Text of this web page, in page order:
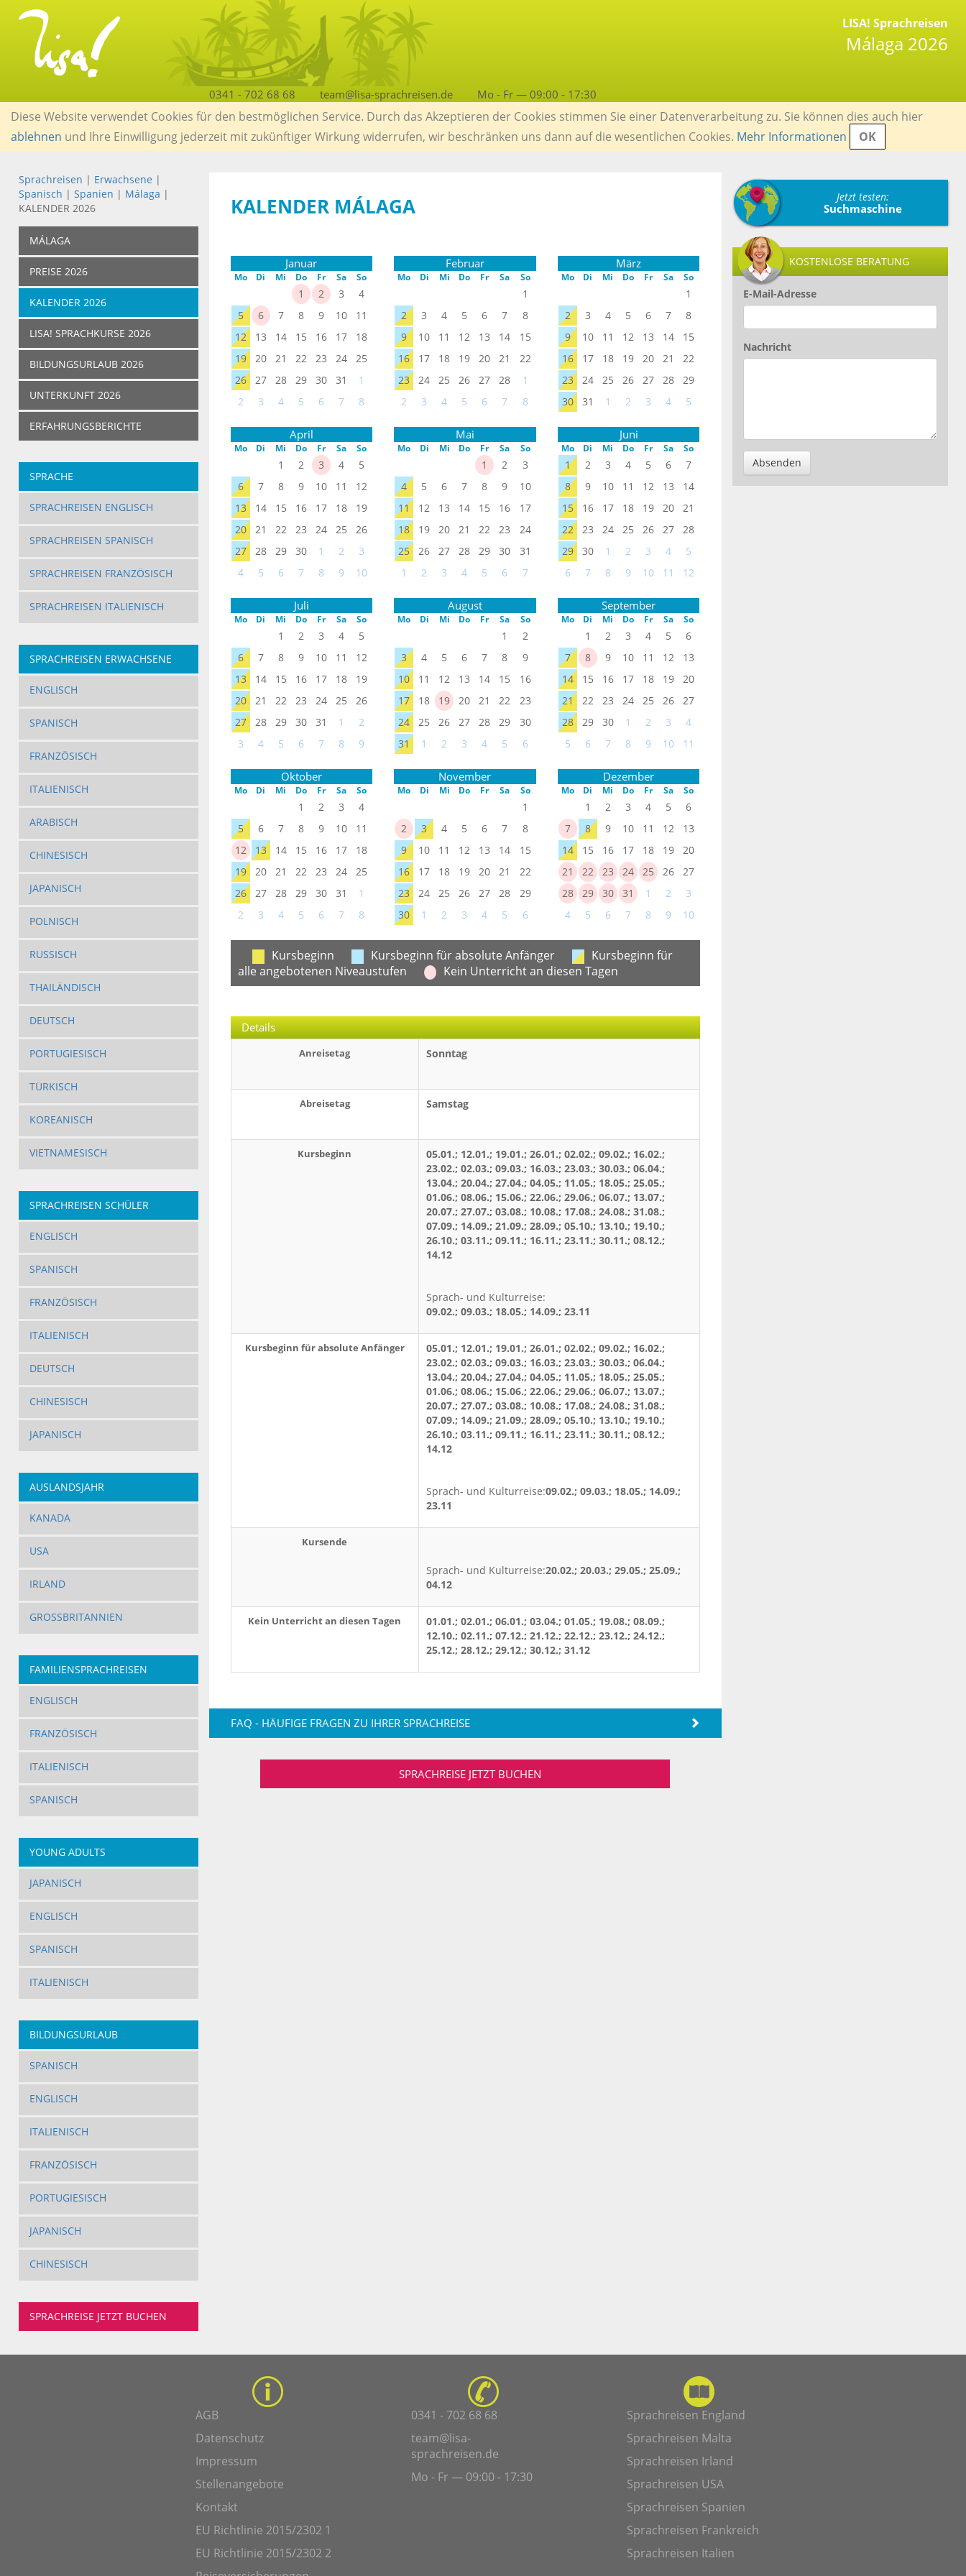
LISA! Sprachreisen
Málaga 2026
0341 - 702 68 68 team@lisa-sprachreisen.de Mo - Fr — 09:00 - 17:30
Diese Website verwendet Cookies für den bestmöglichen Service. Durch das Akzeptieren der Cookies stimmen Sie einer Datenverarbeitung zu. Sie können dies auch hier
ablehnen und Ihre Einwilligung jederzeit mit zukünftiger Wirkung widerrufen, wir beschränken uns dann auf die wesentlichen Cookies. Mehr Informationen OK
Sprachreisen | Erwachsene |
Spanisch | Spanien | Málaga |
KALENDER 2026
MÁLAGA
PREISE 2026
KALENDER 2026
LISA! SPRACHKURSE 2026
BILDUNGSURLAUB 2026
UNTERKUNFT 2026
ERFAHRUNGSBERICHTE
SPRACHE
SPRACHREISEN ENGLISCH
SPRACHREISEN SPANISCH
SPRACHREISEN FRANZÖSISCH
SPRACHREISEN ITALIENISCH
SPRACHREISEN ERWACHSENE
ENGLISCH
SPANISCH
FRANZÖSISCH
ITALIENISCH
ARABISCH
CHINESISCH
JAPANISCH
POLNISCH
RUSSISCH
THAILÄNDISCH
DEUTSCH
PORTUGIESISCH
TÜRKISCH
KOREANISCH
VIETNAMESISCH
SPRACHREISEN SCHÜLER
ENGLISCH
SPANISCH
FRANZÖSISCH
ITALIENISCH
DEUTSCH
CHINESISCH
JAPANISCH
AUSLANDSJAHR
KANADA
USA
IRLAND
GROSSBRITANNIEN
FAMILIENSPRACHREISEN
ENGLISCH
FRANZÖSISCH
ITALIENISCH
SPANISCH
YOUNG ADULTS
JAPANISCH
ENGLISCH
SPANISCH
ITALIENISCH
BILDUNGSURLAUB
SPANISCH
ENGLISCH
ITALIENISCH
FRANZÖSISCH
PORTUGIESISCH
JAPANISCH
CHINESISCH
SPRACHREISE JETZT BUCHEN
KALENDER MÁLAGA
Januar
Mo Di Mi Do Fr Sa So
1 2 3
4
5
6 7 8 9 10
11
12
13 14 15 16 17
18
19
20 21 22 23 24
25
26
27 28 29 30 31
1
2
3 4 5 6 7 8
Februar
Mo Di Mi Do Fr Sa So
1
2
3 4 5 6 7
8
9
10 11 12 13 14
15
16
17 18 19 20 21
22
23
24 25 26 27 28
1
2
3 4 5 6 7 8
März
Mo Di Mi Do Fr Sa So
1
2
3 4 5 6 7
8
9
10 11 12 13 14
15
16
17 18 19 20 21
22
23
24 25 26 27 28
29
30
31 1 2 3 4 5
April
Mo Di Mi Do Fr Sa So
1 2 3 4
5
6
7 8 9 10 11
12
13
14 15 16 17 18
19
20
21 22 23 24 25
26
27
28 29 30 1 2
3
4
5 6 7 8 9 10
Mai
Mo Di Mi Do Fr Sa So
1 2
3
4
5 6 7 8 9
10
11
12 13 14 15 16
17
18
19 20 21 22 23
24
25
26 27 28 29 30
31
1
2 3 4 5 6 7
Juni
Mo Di Mi Do Fr Sa So
1 2 3 4 5 6
7
8
9 10 11 12 13
14
15
16 17 18 19 20
21
22
23 24 25 26 27
28
29
30 1 2 3 4
5
6
7 8 9 10 11 12
Juli
Mo Di Mi Do Fr Sa So
1 2 3 4
5
6
7 8 9 10 11
12
13
14 15 16 17 18
19
20
21 22 23 24 25
26
27
28 29 30 31 1
2
3
4 5 6 7 8 9
August
Mo Di Mi Do Fr Sa So
1
2
3
4 5 6 7 8
9
10
11 12 13 14 15
16
17
18 19 20 21 22
23
24
25 26 27 28 29
30
31
1 2 3 4 5 6
September
Mo Di Mi Do Fr Sa So
1 2 3 4 5
6
7
8 9 10 11 12
13
14
15 16 17 18 19
20
21
22 23 24 25 26
27
28
29 30 1 2 3
4
5
6 7 8 9 10 11
Oktober
Mo Di Mi Do Fr Sa So
1 2 3
4
5
6 7 8 9 10
11
12
13 14 15 16 17
18
19
20 21 22 23 24
25
26
27 28 29 30 31
1
2
3 4 5 6 7 8
November
Mo Di Mi Do Fr Sa So
1
2
3 4 5 6 7
8
9
10 11 12 13 14
15
16
17 18 19 20 21
22
23
24 25 26 27 28
29
30
1 2 3 4 5 6
Dezember
Mo Di Mi Do Fr Sa So
1 2 3 4 5
6
7
8 9 10 11 12
13
14
15 16 17 18 19
20
21
22 23 24 25 26
27
28
29 30 31 1 2
3
4
5 6 7 8 9 10
Kursbeginn Kursbeginn für absolute Anfänger
Kursbeginn für
alle angebotenen Niveaustufen
Kein Unterricht an diesen Tagen
Details
Anreisetag Sonntag
Abreisetag Samstag
Kursbeginn
05.01.; 12.01.; 19.01.; 26.01.; 02.02.; 09.02.; 16.02.;
23.02.; 02.03.; 09.03.; 16.03.; 23.03.; 30.03.; 06.04.;
13.04.; 20.04.; 27.04.; 04.05.; 11.05.; 18.05.; 25.05.;
01.06.; 08.06.; 15.06.; 22.06.; 29.06.; 06.07.; 13.07.;
20.07.; 27.07.; 03.08.; 10.08.; 17.08.; 24.08.; 31.08.;
07.09.; 14.09.; 21.09.; 28.09.; 05.10.; 13.10.; 19.10.;
26.10.; 03.11.; 09.11.; 16.11.; 23.11.; 30.11.; 08.12.;
14.12
Sprach- und Kulturreise:
09.02.; 09.03.; 18.05.; 14.09.; 23.11
Kursbeginn für absolute Anfänger
05.01.; 12.01.; 19.01.; 26.01.; 02.02.; 09.02.; 16.02.;
23.02.; 02.03.; 09.03.; 16.03.; 23.03.; 30.03.; 06.04.;
13.04.; 20.04.; 27.04.; 04.05.; 11.05.; 18.05.; 25.05.;
01.06.; 08.06.; 15.06.; 22.06.; 29.06.; 06.07.; 13.07.;
20.07.; 27.07.; 03.08.; 10.08.; 17.08.; 24.08.; 31.08.;
07.09.; 14.09.; 21.09.; 28.09.; 05.10.; 13.10.; 19.10.;
26.10.; 03.11.; 09.11.; 16.11.; 23.11.; 30.11.; 08.12.;
14.12
Sprach- und Kulturreise:09.02.; 09.03.; 18.05.; 14.09.;
23.11
Kursende
Sprach- und Kulturreise:20.02.; 20.03.; 29.05.; 25.09.;
04.12
Kein Unterricht an diesen Tagen
01.01.; 02.01.; 06.01.; 03.04.; 01.05.; 19.08.; 08.09.;
12.10.; 02.11.; 07.12.; 21.12.; 22.12.; 23.12.; 24.12.;
25.12.; 28.12.; 29.12.; 30.12.; 31.12
FAQ - HÄUFIGE FRAGEN ZU IHRER SPRACHREISE
SPRACHREISE JETZT BUCHEN
Jetzt testen:
Suchmaschine
KOSTENLOSE BERATUNG
E-Mail-Adresse
Nachricht
Absenden
AGB
Datenschutz
Impressum
Stellenangebote
Kontakt
EU Richtlinie 2015/2302 1
EU Richtlinie 2015/2302 2
0341 - 702 68 68
team@lisa-
sprachreisen.de
Mo - Fr — 09:00 - 17:30
Sprachreisen England
Sprachreisen Malta
Sprachreisen Irland
Sprachreisen USA
Sprachreisen Spanien
Sprachreisen Frankreich
Sprachreisen Italien